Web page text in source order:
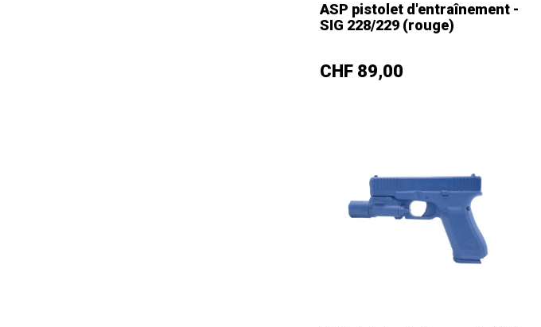
ASP pistolet d'entraînement -
SIG 228/229 (rouge)
Prix
CHF 89,00